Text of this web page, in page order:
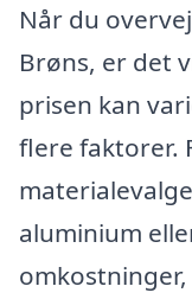
Når du
Brøns, er det
prisen kan
flere faktorer.
aluminium